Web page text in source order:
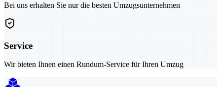
Bei uns erhalten Sie nur die besten Umzugsunternehmen
Service
Wir bieten Ihnen einen Rundum-Service für Ihren Umzug